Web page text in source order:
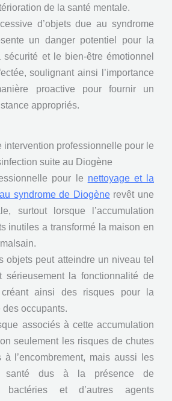
de la santé mentale.
d’objets due au syndrome
un danger potentiel pour la
et le bien-être émotionnel
soulignant ainsi l’importance
proactive pour fournir un
appropriés.
intervention professionnelle pour le
suite au Diogène
pour le nettoyage et la
syndrome de Diogènerevêt une
surtout lorsque l’accumulation
inutiles a transformé la maison en
objets peut atteindre un niveau tel
sérieusement la fonctionnalité de
créant ainsi des risques pour la
occupants.
associés à cette accumulation
seulement les risques de chutes
à l’encombrement, mais aussi les
santé dus à la présence de
bactéries et d’autres agents